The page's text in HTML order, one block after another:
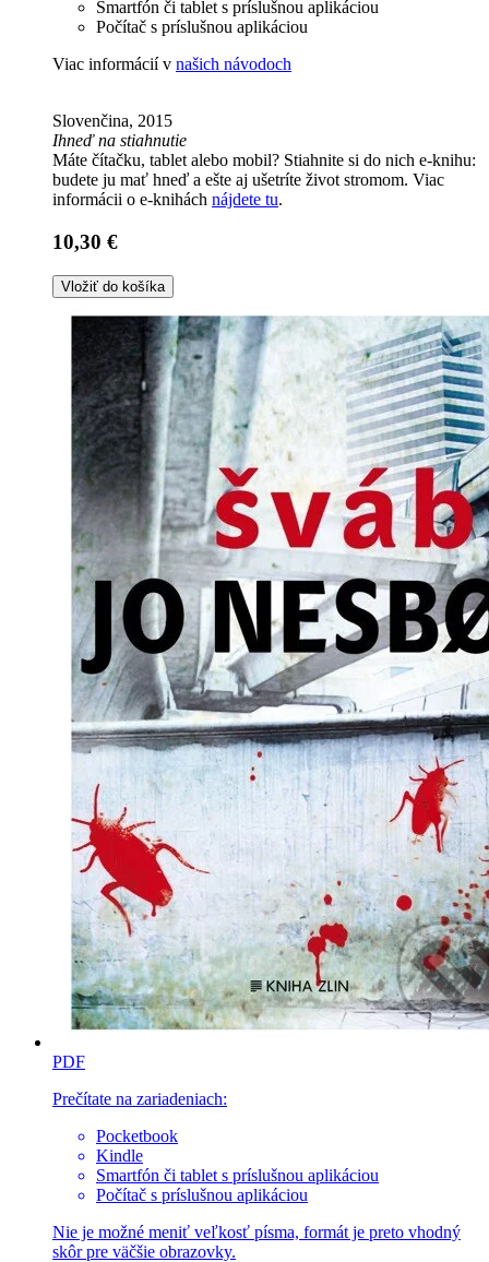
Smartfón či tablet s príslušnou aplikáciou
Počítač s príslušnou aplikáciou
Viac informácií v našich návodoch
Slovenčina, 2015
Ihneď na stiahnutie
Máte čítačku, tablet alebo mobil? Stiahnite si do nich e-knihu:
budete ju mať hneď a ešte aj ušetríte život stromom. Viac
informácii o e-knihách nájdete tu.
10,30 €
Vložiť do košíka
PDF
Prečítate na zariadeniach:
Pocketbook
Kindle
Smartfón či tablet s príslušnou aplikáciou
Počítač s príslušnou aplikáciou
Nie je možné meniť veľkosť písma, formát je preto vhodný
skôr pre väčšie obrazovky.